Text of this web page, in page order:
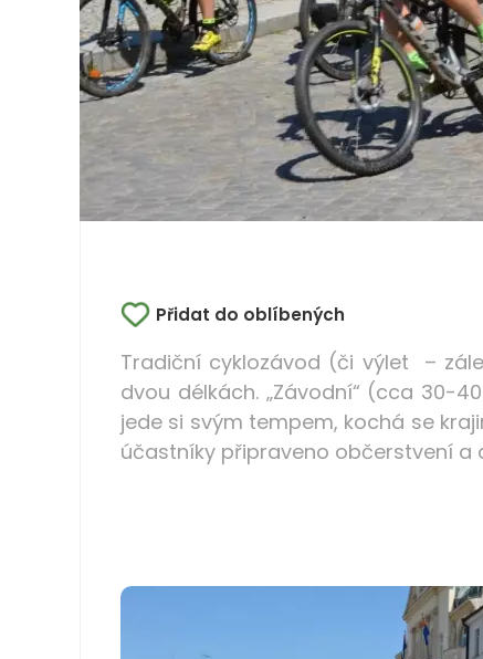
Přidat do oblíbených
Tradiční cyklozávod (či výlet –
dvou délkách. „Závodní“ (cca 30-
jede si svým tempem, kochá se
účastníky připraveno občerstvení a